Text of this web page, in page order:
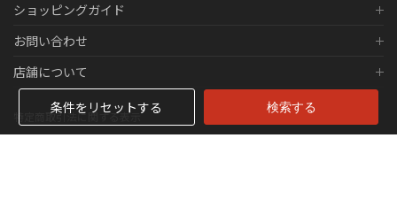
条件をリセットする
ショッピングガイド
お問い合わせ
店舗について
特定商取引法に関する表示